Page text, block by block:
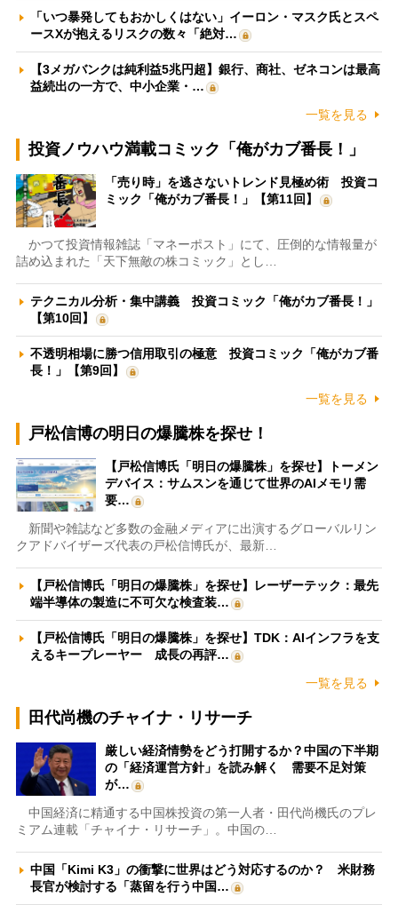
「いつ暴発してもおかしくはない」イーロン・マスク氏とスペ
ースXが抱えるリスクの数々「絶対…
【3メガバンクは純利益5兆円超】銀行、商社、ゼネコンは最高
益続出の一方で、中小企業・…
一覧を見る
投資ノウハウ満載コミック「俺がカブ番長！」
「売り時」を逃さないトレンド見極め術 投資コ
ミック「俺がカブ番長！」【第11回】
かつて投資情報雑誌「マネーポスト」にて、圧倒的な情報量が
詰め込まれた「天下無敵の株コミック」とし…
テクニカル分析・集中講義 投資コミック「俺がカブ番長！」
【第10回】
不透明相場に勝つ信用取引の極意 投資コミック「俺がカブ番
長！」【第9回】
一覧を見る
戸松信博の明日の爆騰株を探せ！
【戸松信博氏「明日の爆騰株」を探せ】トーメン
デバイス：サムスンを通じて世界のAIメモリ需
要…
新聞や雑誌など多数の金融メディアに出演するグローバルリン
クアドバイザーズ代表の戸松信博氏が、最新…
【戸松信博氏「明日の爆騰株」を探せ】レーザーテック：最先
端半導体の製造に不可欠な検査装…
【戸松信博氏「明日の爆騰株」を探せ】TDK：AIインフラを支
えるキープレーヤー 成長の再評…
一覧を見る
田代尚機のチャイナ・リサーチ
厳しい経済情勢をどう打開するか？中国の下半期
の「経済運営方針」を読み解く 需要不足対策
が…
中国経済に精通する中国株投資の第一人者・田代尚機氏のプレ
ミアム連載「チャイナ・リサーチ」。中国の…
中国「Kimi K3」の衝撃に世界はどう対応するのか？ 米財務
長官が検討する「蒸留を行う中国…